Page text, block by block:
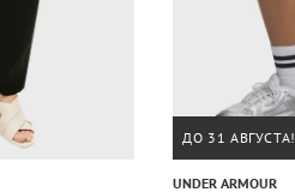
ДО 31 АВГУСТА!
UNDER ARMOUR